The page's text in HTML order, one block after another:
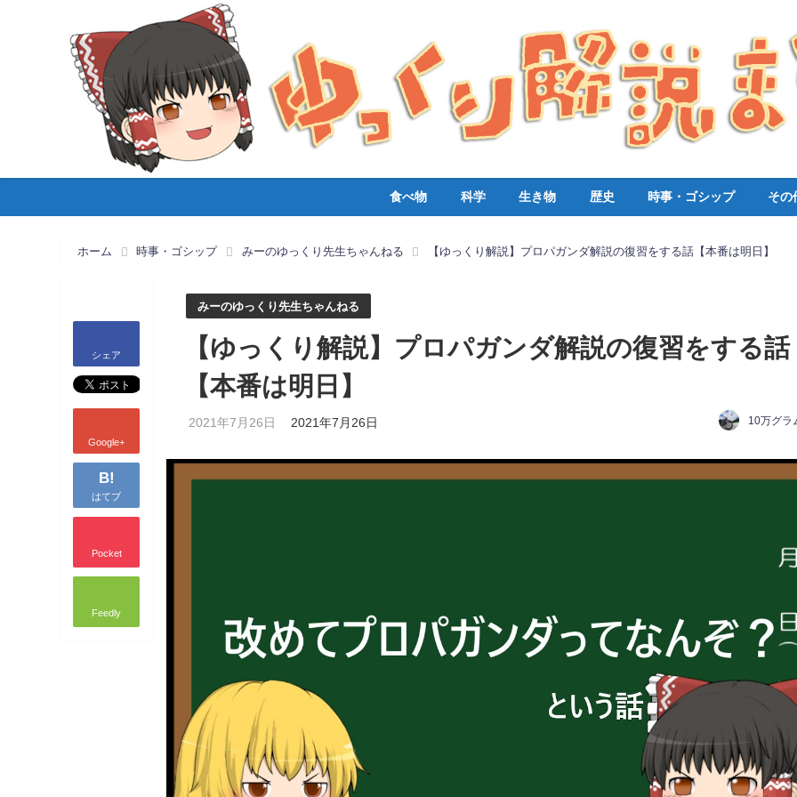
食べ物 科学 生き物 歴史 時事・ゴシップ その
ホーム 時事・ゴシップ みーのゆっくり先生ちゃんねる 【ゆっくり解説】プロパガンダ解説の復習をする話【本番は明日】
シェア
Google+
B!
はてブ
Pocket
Feedly
みーのゆっくり先生ちゃんねる
【ゆっくり解説】プロパガンダ解説の復習をする話
【本番は明日】
2021年7月26日 2021年7月26日 10万グラ